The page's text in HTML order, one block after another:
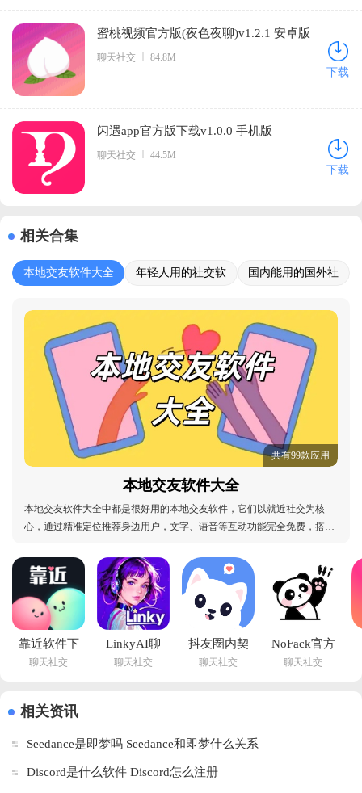
蜜桃视频官方版(夜色夜聊)v1.2.1 安卓版
聊天社交 84.8M
下载
闪遇app官方版下载v1.0.0 手机版
聊天社交 44.5M
下载
相关合集
本地交友软件大全
年轻人用的社交软
国内能用的国外社
共有99款应用
本地交友软件大全
本地交友软件大全中都是很好用的本地交友软件，它们以就近社交为核
心，通过精准定位推荐身边用户，文字、语音等互动功能完全免费，搭配
擦肩而过功能精准捕捉同城缘分，无论是追求高效脱单、兴趣社交还是职
场拓展，这些本地交友软件以真实保障与地域适配性
靠近软件下
载官方版
版
聊天社交
LinkyAI聊
天app官方
聊天社交
抖友圈内契
约文化交友
聊天社交
NoFack官方
正版下载
聊天社交
相关资讯
Seedance是即梦吗 Seedance和即梦什么关系
Discord是什么软件 Discord怎么注册